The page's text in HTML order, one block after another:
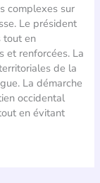
complexes sur
Le président
tout en
et renforcées. La
de la
La démarche
occidental
en évitant